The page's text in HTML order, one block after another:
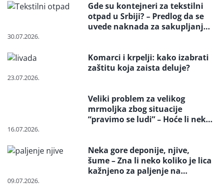
Gde su kontejneri za tekstilni
otpad u Srbiji? – Predlog da se
uvede naknada za sakupljanje i
30.07.2026.
Komarci i krpelji: kako izabrati
zaštitu koja zaista deluje?
23.07.2026.
Veliki problem za velikog
mrmoljka zbog situacije
“pravimo se ludi” – Hoće li neko
16.07.2026.
Neka gore deponije, njive,
šume – Zna li neko koliko je lica
kažnjeno za paljenje na
09.07.2026.